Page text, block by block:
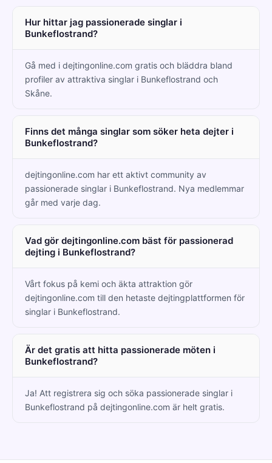
Hur hittar jag passionerade singlar i
Bunkeflostrand?
Gå med i dejtingonline.com gratis och bläddra bland
profiler av attraktiva singlar i Bunkeflostrand och
Skåne.
Finns det många singlar som söker heta dejter i
Bunkeflostrand?
dejtingonline.com har ett aktivt community av
passionerade singlar i Bunkeflostrand. Nya medlemmar
går med varje dag.
Vad gör dejtingonline.com bäst för passionerad
dejting i Bunkeflostrand?
Vårt fokus på kemi och äkta attraktion gör
dejtingonline.com till den hetaste dejtingplattformen för
singlar i Bunkeflostrand.
Är det gratis att hitta passionerade möten i
Bunkeflostrand?
Ja! Att registrera sig och söka passionerade singlar i
Bunkeflostrand på dejtingonline.com är helt gratis.